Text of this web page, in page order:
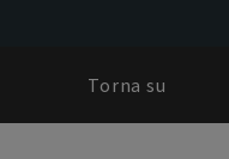
Torna su